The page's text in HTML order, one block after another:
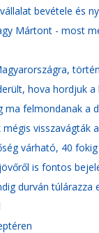
bevétele és
Mártont - most
hova hordjuk
felmondanak a
visszavágták
várható, 40
is fontos
durván túlárazza